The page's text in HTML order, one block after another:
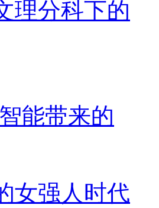
理分科下的
能带来的
女强人时代